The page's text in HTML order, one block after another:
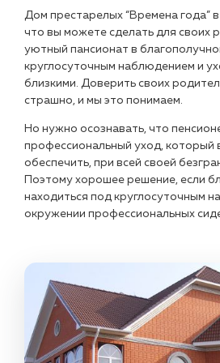
Дом престарелых “Времена года”
что вы можете сделать для своих
уютный пансионат в
круглосуточным наблюдением и
близкими. Доверить своих
страшно, и мы это понимаем.
Но нужно осознавать, что
профессиональный уход, который
обеспечить, при всей своей
Поэтому хорошее решение, если
находиться под круглосуточным
окружении профессиональных